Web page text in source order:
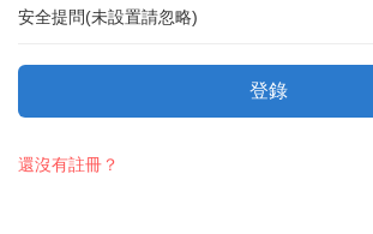
安全提問(未設置請忽略)
登錄
還沒有註冊？